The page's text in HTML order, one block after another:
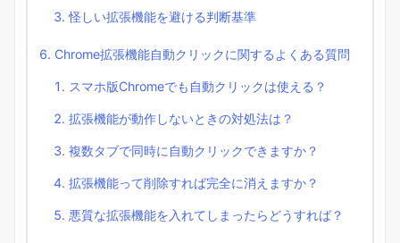
怪しい拡張機能を避ける判断基準
Chrome拡張機能自動クリックに関するよくある質問
スマホ版Chromeでも自動クリックは使える？
拡張機能が動作しないときの対処法は？
複数タブで同時に自動クリックできますか？
拡張機能って削除すれば完全に消えますか？
悪質な拡張機能を入れてしまったらどうすれば？